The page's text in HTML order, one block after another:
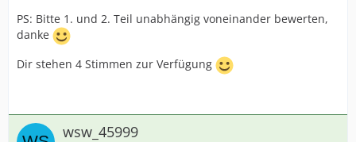
PS: Bitte 1. und 2. Teil unabhängig voneinander bewerten,
danke
Dir stehen 4 Stimmen zur Verfügung
wsw_45999